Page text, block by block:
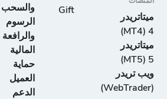
المنصات
ميتاتريدر
4 (MT4)
ميتاتريدر
5 (MT5)
ويب تريدر
(WebTrader)
Gift
والسحب
الرسوم
والرافعة
المالية
حماية
العميل
الدعم